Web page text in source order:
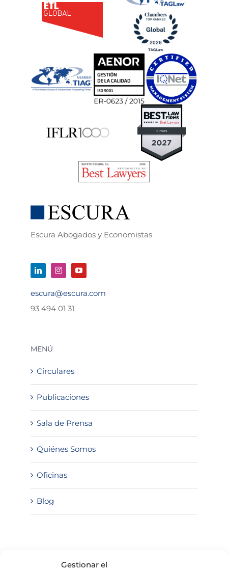
Gestionar el
Escura Abogados y Economistas
escura@escura.com
93 494 01 31
MENÚ
Circulares
Publicaciones
Sala de Prensa
Quiénes Somos
Oficinas
Blog